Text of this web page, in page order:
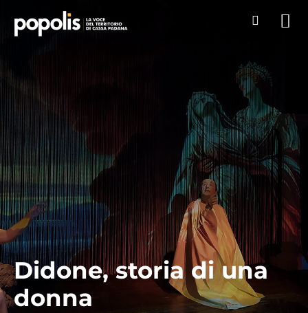
Didone, storia di una
donna